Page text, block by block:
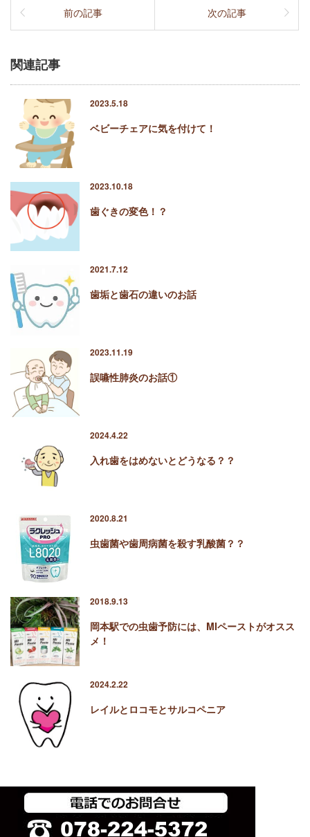
前の記事 次の記事
関連記事
2023.5.18
ベビーチェアに気を付けて！
2023.10.18
歯ぐきの変色！？
2021.7.12
歯垢と歯石の違いのお話
2023.11.19
誤嚥性肺炎のお話①
2024.4.22
入れ歯をはめないとどうなる？？
2020.8.21
虫歯菌や歯周病菌を殺す乳酸菌？？
2018.9.13
岡本駅での虫歯予防には、MIペーストがオスス
メ！
2024.2.22
レイルとロコモとサルコペニア